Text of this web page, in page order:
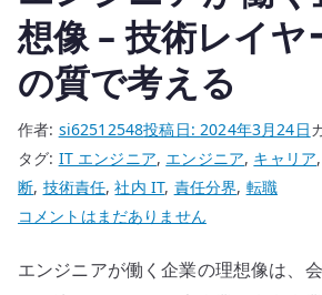
立
て
直
し
へ
の
想像 – 技術レイヤ
の質で考える
作者: si62512548投稿日:2024年3月24日
タグ: IT エンジニア, エンジニア, キャリア
断, 技術責任,社内 IT, 責任分界, 転職
エ
ジ
コメントはまだありません
エンジニアが働く企業の理想像は、